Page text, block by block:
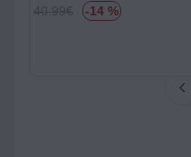
40.99€ -14 %